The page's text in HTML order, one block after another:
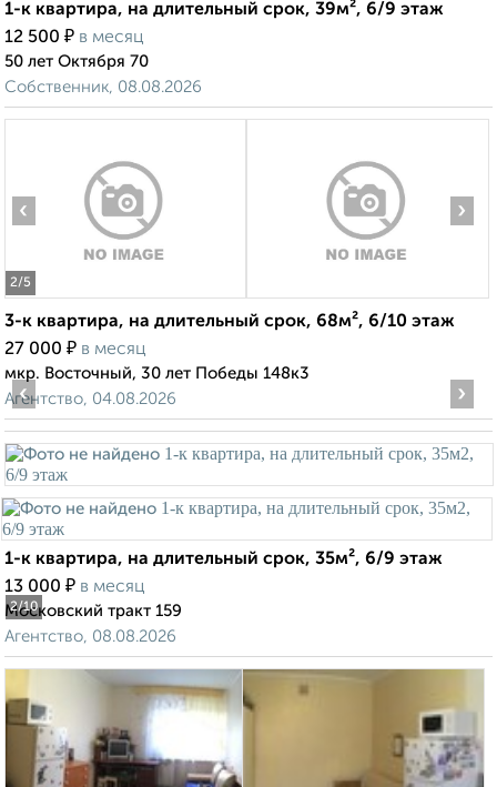
1-к квартира, на длительный срок, 39м², 6/9 этаж
12 500 ₽ в месяц
50 лет Октября 70
Собственник, 08.08.2026
2/5
‹ ›
3-к квартира, на длительный срок, 68м², 6/10 этаж
27 000 ₽ в месяц
мкр. Восточный, 30 лет Победы 148к3
Агентство, 04.08.2026
2/10
‹ ›
1-к квартира, на длительный срок, 35м², 6/9 этаж
13 000 ₽ в месяц
Московский тракт 159
Агентство, 08.08.2026